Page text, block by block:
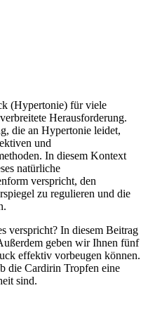
(Hypertonie) für viele
Herausforderung.
die an Hypertonie leidet,
und
In diesem Kontext
natürliche
verspricht, den
zu regulieren und die
verspricht? In diesem Beitrag
geben wir Ihnen fünf
effektiv vorbeugen können.
die Cardirin Tropfen eine
sind.